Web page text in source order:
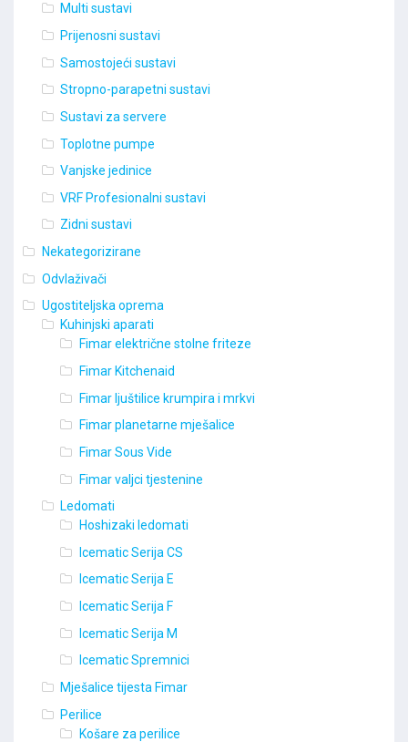
Multi sustavi
Prijenosni sustavi
Samostojeći sustavi
Stropno-parapetni sustavi
Sustavi za servere
Toplotne pumpe
Vanjske jedinice
VRF Profesionalni sustavi
Zidni sustavi
Nekategorizirane
Odvlaživači
Ugostiteljska oprema
Kuhinjski aparati
Fimar električne stolne friteze
Fimar Kitchenaid
Fimar ljuštilice krumpira i mrkvi
Fimar planetarne mješalice
Fimar Sous Vide
Fimar valjci tjestenine
Ledomati
Hoshizaki ledomati
Icematic Serija CS
Icematic Serija E
Icematic Serija F
Icematic Serija M
Icematic Spremnici
Mješalice tijesta Fimar
Perilice
Košare za perilice